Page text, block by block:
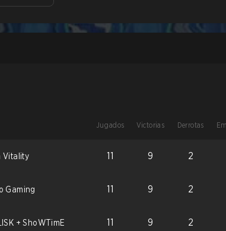
Jugados Victorias Derrotas
Vitality 11 9 2
Gaming 11 9 2
+ ShoWTimE 11 9 2